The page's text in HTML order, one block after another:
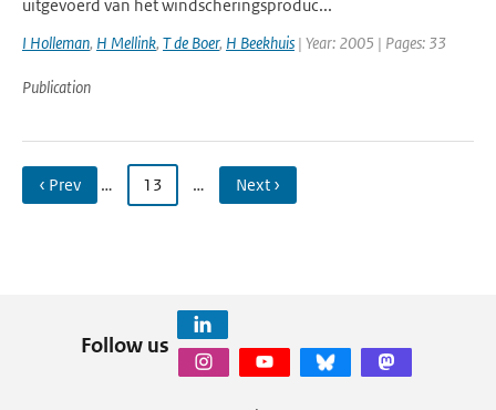
uitgevoerd van het windscheringsproduc...
I Holleman, H Mellink, T de Boer, H Beekhuis | Year: 2005 | Pages: 33
Publication
‹ Prev … 13 … Next ›
Follow us